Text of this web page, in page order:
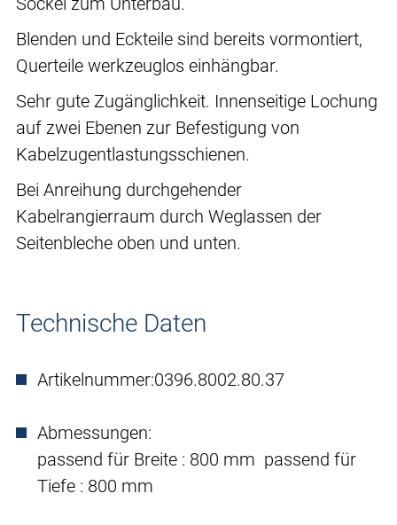
Blenden und Eckteile sind bereits vormontiert,
Querteile werkzeuglos einhängbar.
Sehr gute Zugänglichkeit. Innenseitige Lochung
auf zwei Ebenen zur Befestigung von
Kabelzugentlastungsschienen.
Bei Anreihung durchgehender
Kabelrangierraum durch Weglassen der
Seitenbleche oben und unten.
Technische Daten
Artikelnummer:0396.8002.80.37
Abmessungen:
passend für Breite : 800 mm passend für
Tiefe : 800 mm